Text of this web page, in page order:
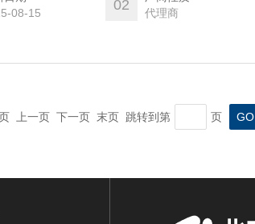
08-15
02
代理商
上一页 下一页 末页 跳转到第 页